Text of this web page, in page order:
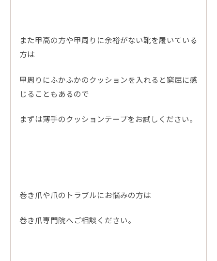
また甲高の方や甲周りに余裕がない靴を履いている
方は
甲周りにふかふかのクッションを入れると窮屈に感
じることもあるので
まずは薄手のクッションテープをお試しください。
巻き爪や爪のトラブルにお悩みの方は
巻き爪専門院へご相談ください。